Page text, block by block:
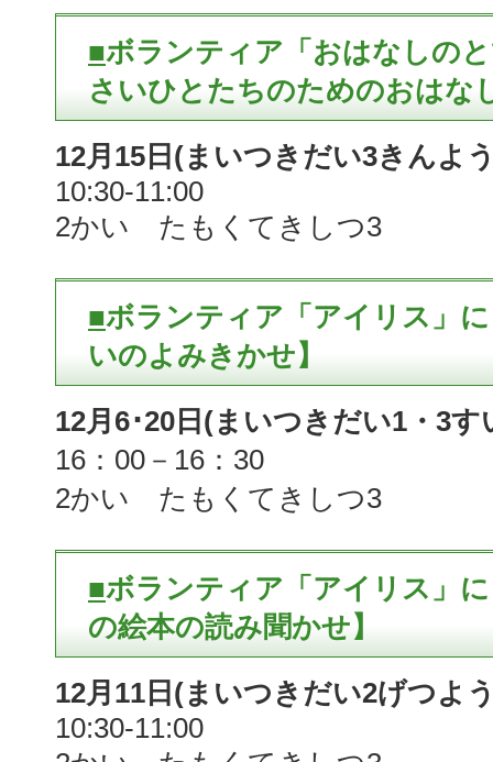
■ボランティア「おはなしの
さいひとたちのためのおはな
12月15日(まいつきだい3きんよ
10:30-11:00
2かい たもくてきしつ3
■ボランティア「アイリス」
いのよみきかせ】
12月6･20日(まいつきだい1・3す
16：00－16：30
2かい たもくてきしつ3
■ボランティア「アイリス」
の絵本の読み聞かせ】
12月11日(まいつきだい2げつよ
10:30-11:00